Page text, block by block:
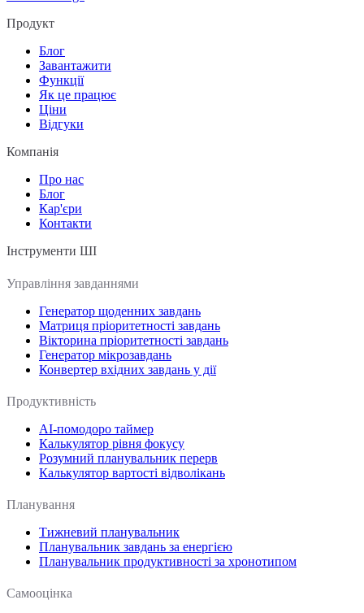
Продукт
Блог
Завантажити
Функції
Як це працює
Ціни
Відгуки
Компанія
Про нас
Блог
Кар'єри
Контакти
Інструменти ШІ
Управління завданнями
Генератор щоденних завдань
Матриця пріоритетності завдань
Вікторина пріоритетності завдань
Генератор мікрозавдань
Конвертер вхідних завдань у дії
Продуктивність
AI-помодоро таймер
Калькулятор рівня фокусу
Розумний планувальник перерв
Калькулятор вартості відволікань
Планування
Тижневий планувальник
Планувальник завдань за енергією
Планувальник продуктивності за хронотипом
Самооцінка